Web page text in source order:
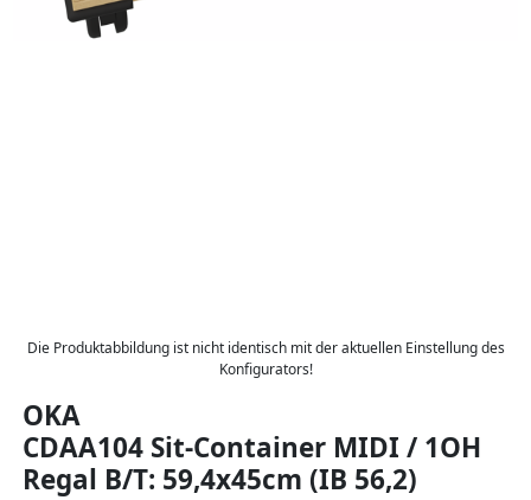
Die Produktabbildung ist nicht identisch mit der aktuellen Einstellung des
Konfigurators!
OKA
CDAA104 Sit-Container MIDI / 1OH
Regal B/T: 59,4x45cm (IB 56,2)